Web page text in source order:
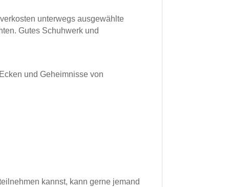
unterwegs ausgewählte
Gutes Schuhwerk und
und Geheimnisse von
kannst, kann gerne jemand